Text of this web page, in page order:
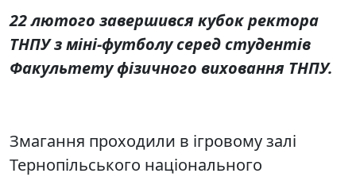
22 лютого завершився кубок ректора
ТНПУ з міні-футболу серед студентів
Факультету фізичного виховання ТНПУ.
Змагання проходили в ігровому залі
Тернопільського національного